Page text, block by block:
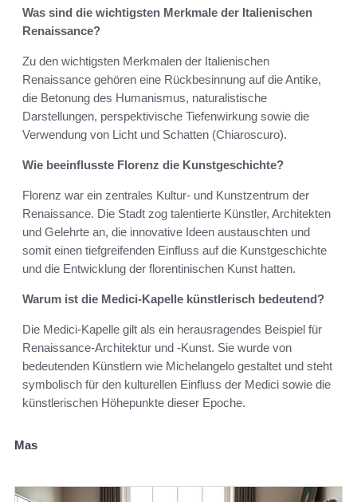
Was sind die wichtigsten Merkmale der Italienischen
Renaissance?
Zu den wichtigsten Merkmalen der Italienischen
Renaissance gehören eine Rückbesinnung auf die Antike,
die Betonung des Humanismus, naturalistische
Darstellungen, perspektivische Tiefenwirkung sowie die
Verwendung von Licht und Schatten (Chiaroscuro).
Wie beeinflusste Florenz die Kunstgeschichte?
Florenz war ein zentrales Kultur- und Kunstzentrum der
Renaissance. Die Stadt zog talentierte Künstler, Architekten
und Gelehrte an, die innovative Ideen austauschten und
somit einen tiefgreifenden Einfluss auf die Kunstgeschichte
und die Entwicklung der florentinischen Kunst hatten.
Warum ist die Medici-Kapelle künstlerisch bedeutend?
Die Medici-Kapelle gilt als ein herausragendes Beispiel für
Renaissance-Architektur und -Kunst. Sie wurde von
bedeutenden Künstlern wie Michelangelo gestaltet und steht
symbolisch für den kulturellen Einfluss der Medici sowie die
künstlerischen Höhepunkte dieser Epoche.
Mas